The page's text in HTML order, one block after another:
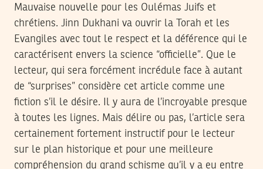
Mauvaise nouvelle pour les Oulémas Juifs et
chrétiens. Jinn Dukhani va ouvrir la Torah et les
Evangiles avec tout le respect et la déférence qui le
caractérisent envers la science “officielle”. Que le
lecteur, qui sera forcément incrédule face à autant
de “surprises” considère cet article comme une
fiction s’il le désire. Il y aura de l’incroyable presque
à toutes les lignes. Mais délire ou pas, l’article sera
certainement fortement instructif pour le lecteur
sur le plan historique et pour une meilleure
compréhension du grand schisme qu’il y a eu entre